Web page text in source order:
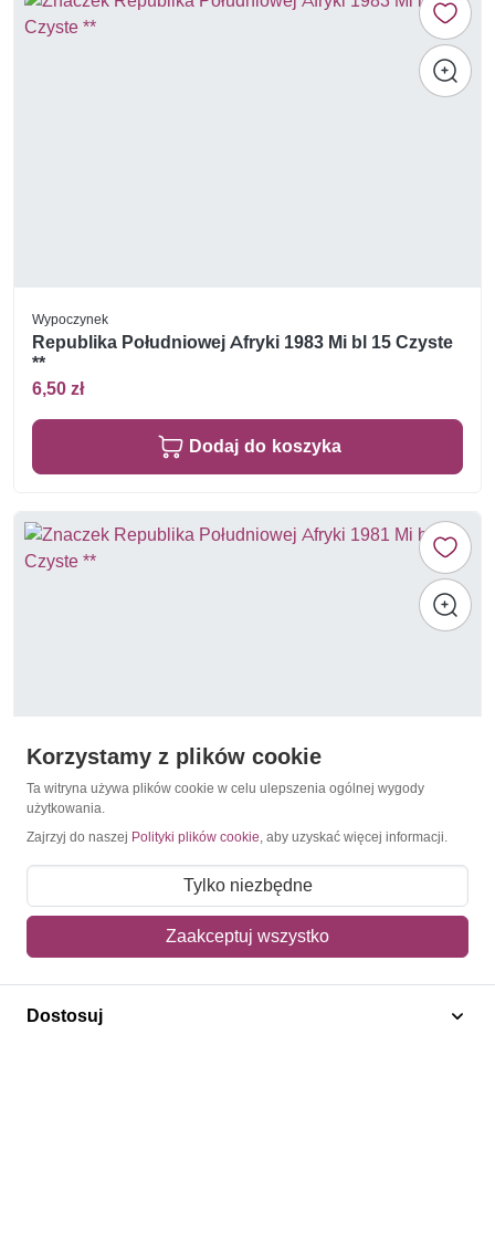
Wypoczynek
Republika Południowej Afryki 1983 Mi bl 15 Czyste
**
6,50 zł
Dodaj do koszyka
Republika Południowej Afryki 1981 Mi bl 12 Czyste
10,50 zł
Dodaj do koszyka
Korzystamy z plików cookie
Ta witryna używa plików cookie w celu ulepszenia ogólnej wygody
użytkowania.
Zajrzyj do naszej Polityki plików cookie, aby uzyskać więcej informacji.
Tylko niezbędne
Zaakceptuj wszystko
Dostosuj